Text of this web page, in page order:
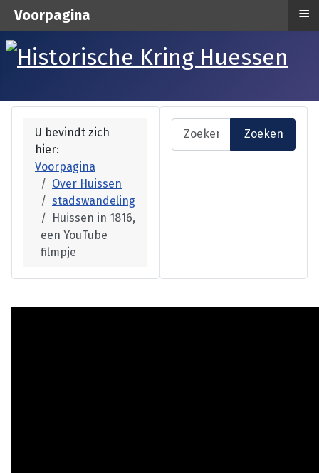
U bevindt zich
hier:
Voorpagina
Over Huissen
stadswandeling
Huissen in 1816,
een YouTube
filmpje
Zoeken
Zoeken
Voorpagina ≡